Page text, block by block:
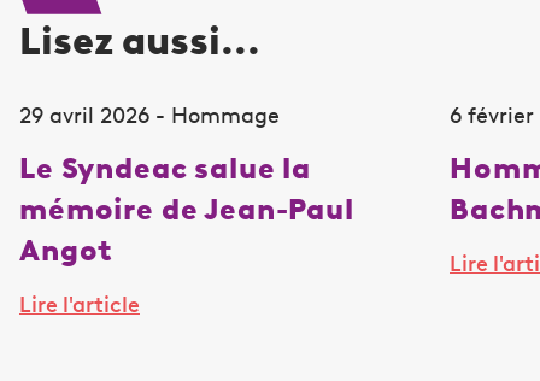
Lisez aussi...
29 avril 2026 - Hommage
Le Syndeac salue la
mémoire de Jean-Paul
Angot
Lire l'article
6
Lire